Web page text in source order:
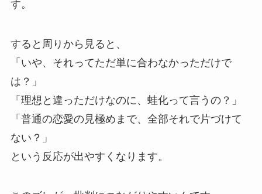
す。
すると周りから見ると、
「いや、それってただ単に合わなかっただけで
は？」
「理想と違っただけなのに、蛙化って言うの？」
「普通の恋愛の見極めまで、全部それで片づけて
ない？」
という反応が出やすくなります。